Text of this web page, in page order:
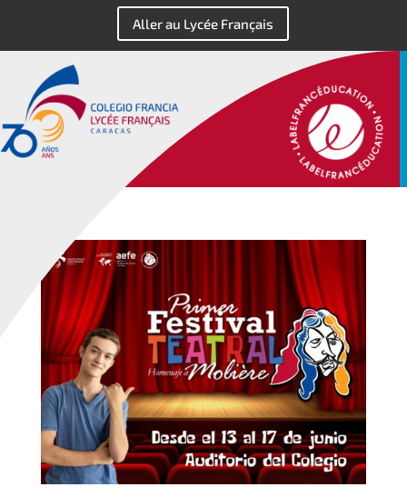
Aller au Lycée Français